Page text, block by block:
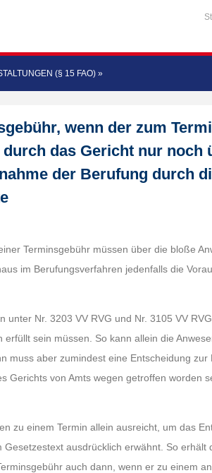
(§ 15 FAO) »
wenn der zum
das Gericht nur noch
der Berufung durch
Terminsgebühr müssen über die bloße
im Berufungsverfahren jedenfalls die
unter Nr. 3203 VV RVG und Nr. 3105 VV
erfüllt sein müssen. So kann allein die
muss aber zumindest eine Entscheidung
Gerichts von Amts wegen getroffen worden
zu einem Termin allein ausreicht, um das
Gesetzestext ausdrücklich erwähnt. So erhält
auch dann, wenn er zu einem